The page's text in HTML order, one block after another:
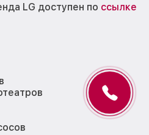
LG доступен по ссылке